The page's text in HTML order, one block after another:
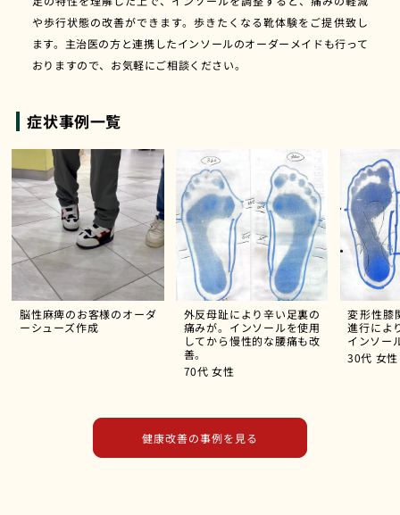
や歩行状態の改善ができます。歩きたくなる靴体験をご提供致し
ます。主治医の方と連携したインソールのオーダーメイドも行って
おりますので、お気軽にご相談ください。
症状事例一覧
脳性麻痺のお客様のオーダ
ーシューズ作成
外反母趾により辛い足裏の
痛みが。インソールを使用
してから慢性的な腰痛も改
善。
70代 女性
変形性膝
進行によ
インソー
30代 女性
健康改善の事例を見る